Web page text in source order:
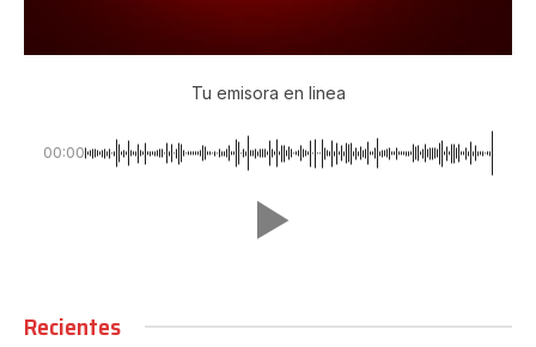
Tu emisora en linea
00:00
Recientes